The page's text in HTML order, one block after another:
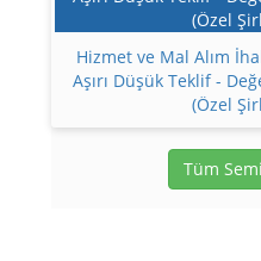
Hizmet ve Mal Alım
Aşırı Düşük Teklif -
(Özel
Tüm